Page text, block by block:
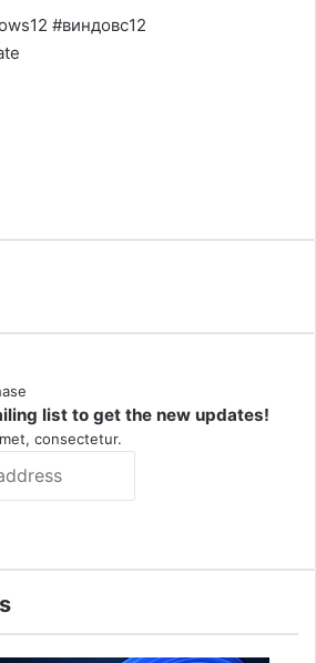
#виндовс12
list to get the new updates!
consectetur.